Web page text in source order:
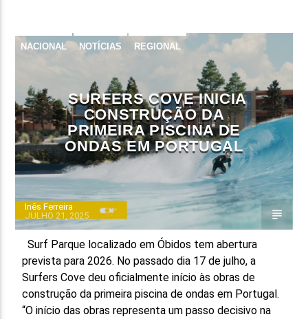
FAIXA ATUAL
ARTISTA
ON FM
NACIONAL NOTÍCIAS REGIONAL
SURFERS COVE INICIA
CONSTRUÇÃO DA
PRIMEIRA PISCINA DE
ONDAS EM PORTUGAL
Inês Ferreira
JULHO 21, 2025
Surf Parque localizado em Óbidos tem abertura
prevista para 2026. No passado dia 17 de julho, a
Surfers Cove deu oficialmente início às obras de
construção da primeira piscina de ondas em Portugal.
“O início das obras representa um passo decisivo na